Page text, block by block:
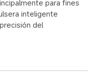
para fines
inteligente
del